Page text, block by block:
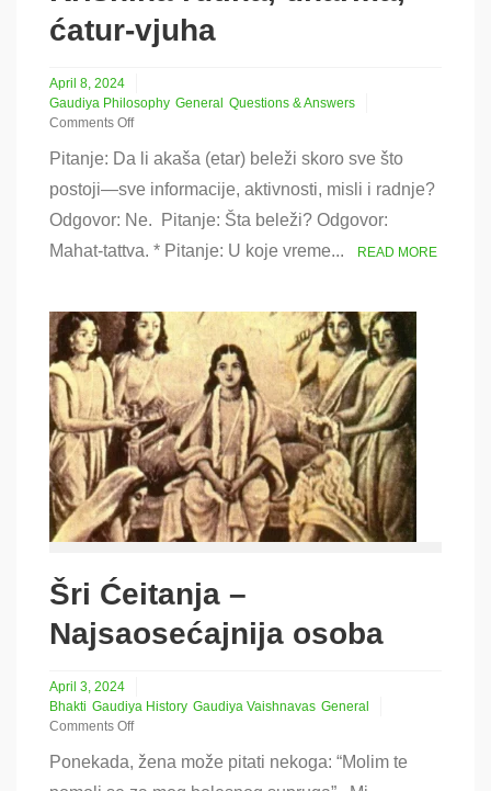
ćatur-vjuha
April 8, 2024
Gaudiya Philosophy General Questions & Answers
Comments Off
Krišnina
rutina,
dharma,
ćatur-
vjuha
Pitanje: Da li akaša (etar) beleži skoro sve što
postoji—sve informacije, aktivnosti, misli i radnje?
Odgovor: Ne. Pitanje: Šta beleži? Odgovor:
Mahat-tattva. * Pitanje: U koje vreme...
READ MORE
Šri Ćeitanja –
Najsaosećajnija osoba
April 3, 2024
Bhakti Gaudiya History Gaudiya Vaishnavas General
Comments Off
Šri
Ćeitanja
Ponekada, žena može pitati nekoga: “Molim te